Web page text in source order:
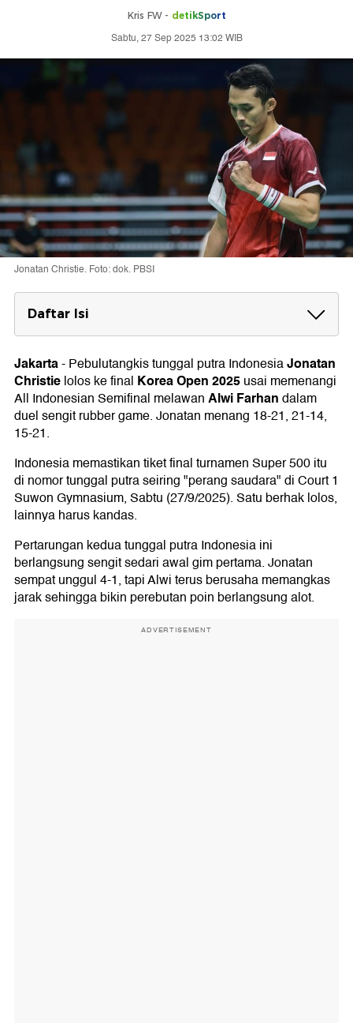
Kris FW - detikSport
Sabtu, 27 Sep 2025 13:02 WIB
Jonatan Christie. Foto: dok. PBSI
Daftar Isi
Pebulutangkis RI di Semifinal Korea Open
2025
Jakarta-Pebulutangkis tunggal putra IndonesiaJonatan
Christielolos ke final Korea Open 2025usai memenangi
All Indonesian Semifinal melawanAlwi Farhandalam
duel sengit rubber game. Jonatan menang 18-21, 21-14,
15-21.
Indonesia memastikan tiket final turnamen Super 500 itu
di nomor tunggal putra seiring "perang saudara" di Court 1
Suwon Gymnasium, Sabtu (27/9/2025). Satu berhak lolos,
lainnya harus kandas.
Pertarungan kedua tunggal putra Indonesia ini
berlangsung sengit sedari awal gim pertama. Jonatan
sempat unggul 4-1, tapi Alwi terus berusaha memangkas
jarak sehingga bikin perebutan poin berlangsung alot.
ADVERTISEMENT